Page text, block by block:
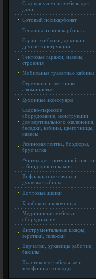
Садовая уличная мебель для
дачи
Сотовый поликарбонат
Теплицы из поликарбоната
Сараи, хозблоки, домики и
другие конструкции
Тентовые гаражи, навесы,
строения
Мобильные туалетные кабины
Стремянки и лестницы
алюминиевые
Кухонные аксессуары
Садово-парковое
оборудование, конструкции
для вертикального озеленения,
беседки, кабины, цветочницы,
навесы
Резиновая плитка, бордюры,
брусчатка
Формы для тротуарной плитки
и бордюрного камня
Инфракрасные сауны и
душевые кабины
Почтовые ящики
Кэшбоксы и ключницы
Медицинская мебель и
оборудование
Инструментальные шкафы,
верстаки, тележки
Перчатки, рукавицы рабочие,
бахилы
Пластиковые кабельные и
телефонные колодцы